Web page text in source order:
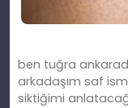
ben tuğra
arkadaşım saf
siktiğimi